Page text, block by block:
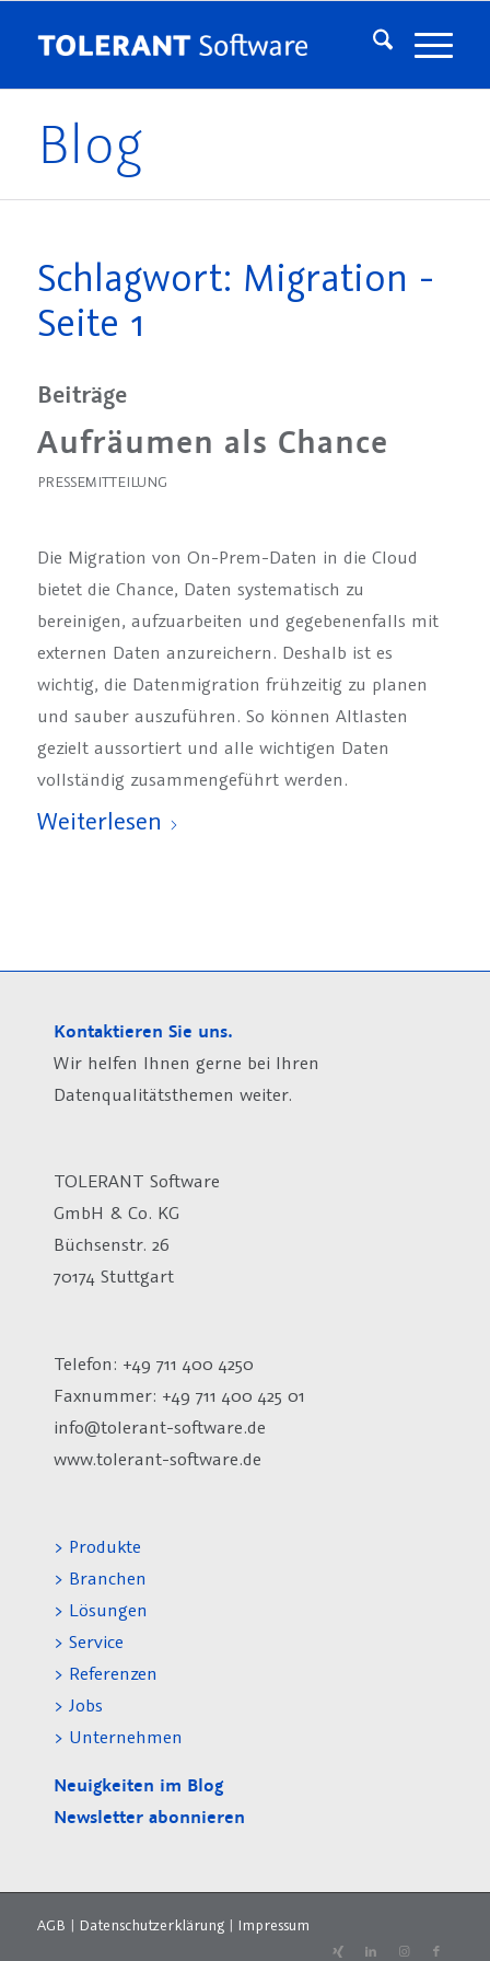
Blog
Schlagwort: Migration -
Seite 1
Beiträge
Aufräumen als Chance
PRESSEMITTEILUNG
Die Migration von On-Prem-Daten in die Cloud
bietet die Chance, Daten systematisch zu
bereinigen, aufzuarbeiten und gegebenenfalls mit
externen Daten anzureichern. Deshalb ist es
wichtig, die Datenmigration frühzeitig zu planen
und sauber auszuführen. So können Altlasten
gezielt aussortiert und alle wichtigen Daten
vollständig zusammengeführt werden.
Weiterlesen
Kontaktieren Sie uns.
Wir helfen Ihnen gerne bei Ihren
Datenqualitätsthemen weiter.
TOLERANT Software
GmbH & Co. KG
Büchsenstr. 26
70174 Stuttgart
Telefon: +49 711 400 4250
Faxnummer: +49 711 400 425 01
info@tolerant-software.de
www.tolerant-software.de
> Produkte
> Branchen
> Lösungen
> Service
> Referenzen
> Jobs
> Unternehmen
Neuigkeiten im Blog
Newsletter abonnieren
AGB | Datenschutzerklärung| Impressum